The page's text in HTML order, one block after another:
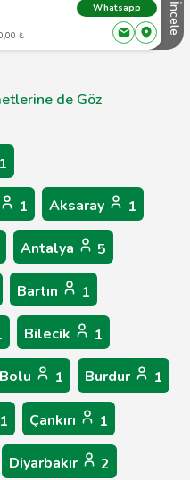
₺
Whatsapp
İncele
de Göz
1
1 Aksaray 1
Antalya 5
Bartın 1
Bilecik 1
Bolu 1 Burdur 1
1 Çankırı 1
Diyarbakır 2